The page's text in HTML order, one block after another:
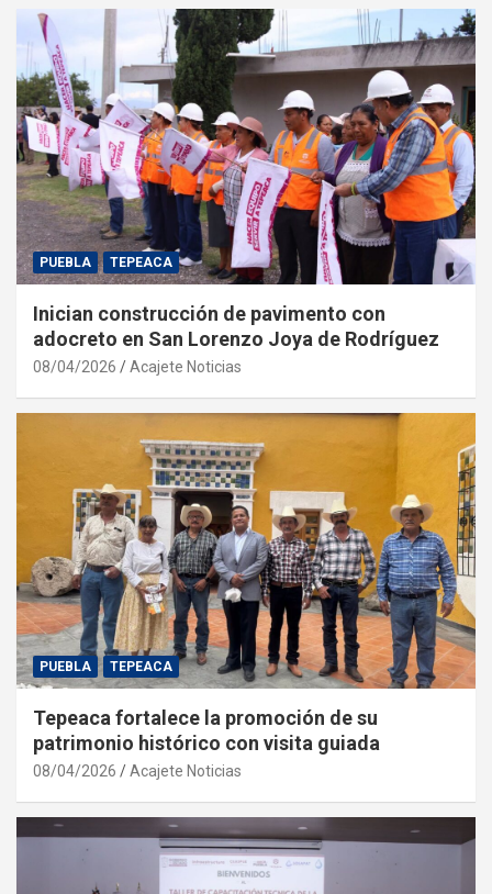
PUEBLA TEPEACA
Inician construcción de pavimento con
adocreto en San Lorenzo Joya de Rodríguez
08/04/2026 Acajete Noticias
PUEBLA TEPEACA
Tepeaca fortalece la promoción de su
patrimonio histórico con visita guiada
08/04/2026 Acajete Noticias